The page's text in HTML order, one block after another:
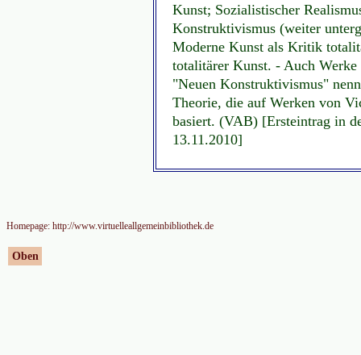
Kunst; Sozialistischer
Konstruktivismus (weiter
Moderne Kunst als Kritik
totalitärer Kunst. - Auch
"Neuen Konstruktivismus"
Theorie, die auf Werken von
basiert. (VAB) [Ersteintrag in
13.11.2010]
Homepage: http://www.virtuelleallgemeinbibliothek.de
Oben